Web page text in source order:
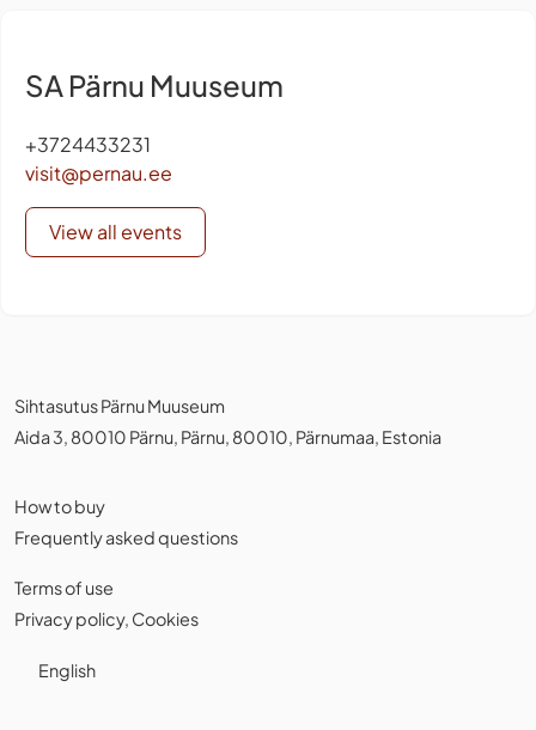
SA Pärnu Muuseum
+3724433231
visit@pernau.ee
View all events
Sihtasutus Pärnu Muuseum
Aida 3, 80010 Pärnu, Pärnu, 80010, Pärnumaa, Estonia
How to buy
Frequently asked questions
Terms of use
Privacy policy, Cookies
English